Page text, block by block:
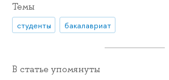
Темы
студенты бакалавриат
В статье упомянуты